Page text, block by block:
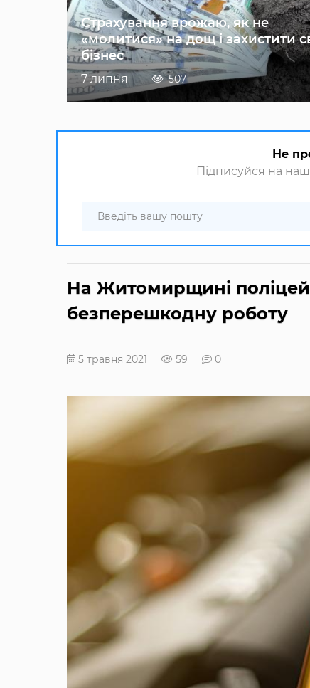
Страхування врожаю, як не
«молитися» на дощ і захистити
бізнес
7 липня 507
Не
Підписуйся на
На Житомирщині
безперешкодну роботу
5 травня 2021 59 0